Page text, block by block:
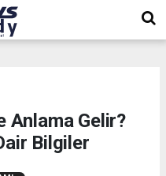
Anlama Gelir?
Bilgiler